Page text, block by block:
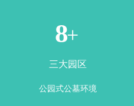
3+
三大园区
公园式公墓环境